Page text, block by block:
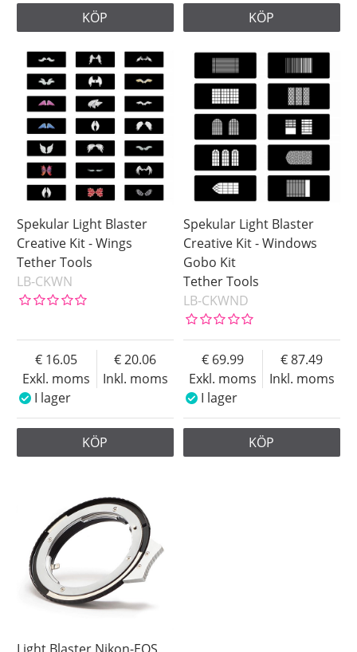
KÖP KÖP
Spekular Light Blaster
Creative Kit - Wings
Tether Tools
LB-CKWN
Exkl. moms
16.05
Inkl. moms
20.06
I lager
KÖP
Spekular Light Blaster
Creative Kit - Windows
Gobo Kit
Tether Tools
LB-CKWND
Exkl. moms
69.99
Inkl. moms
87.49
I lager
KÖP